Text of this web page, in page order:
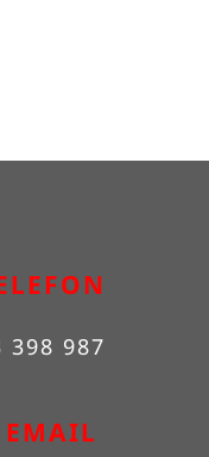
398 987
EMAIL